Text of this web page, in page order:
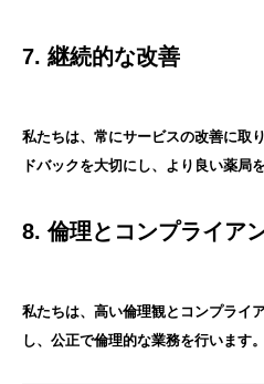
7. 継続的な改善
私たちは、常にサービスの改善に取
ドバックを大切にし、より良い薬局
8. 倫理とコンプライア
私たちは、高い倫理観とコンプライ
し、公正で倫理的な業務を行います。